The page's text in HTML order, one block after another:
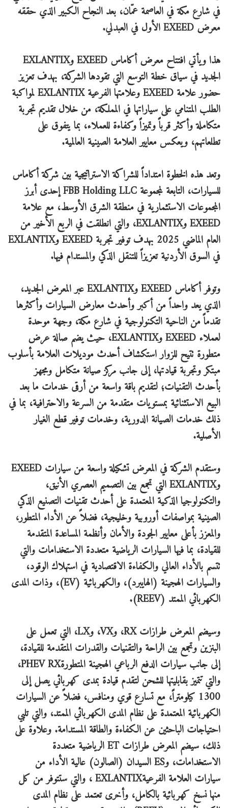
في شارع مكة في العاصمة عمّان، بعد النجاح الكبير الذي حققه
معرض EXEED الأول في العبدلي.
هذا ويأتي افتتاح معرض أكاماس EXEED وEXLANTIX
الجديد في سياق خطة التوسع التي تقودها الشركة، بهدف تعزيز
حضور علامة EXEED وعلامتها الفرعية EXLANTIX لمواكبة
الطلب المتنامي على سياراتها في المملكة، من خلال تقديم تجربة
متكاملة وأكثر قرباً وتميزاً وكفاءة للعملاء، بما يتفوق على
تطلعاتهم، ويعكس معايير العلامة الصينية العالمية.
وتعد هذه الخطوة امتداداً للشراكة الاستراتيجية بين شركة أكاماس
للسيارات، التابعة لمجموعة FBB Holding LLC إحدى أبرز
المجموعات الاستثمارية في منطقة الشرق الأوسط، مع علامة
EXEED وEXLANTIX، والتي انطلقت في الربع الأخير من
العام الماضي 2025 بهدف توفير تجربة EXEED وEXLANTIX
في السوق الأردنية تعزيزاً للتنقل الذكي والمستدام فيها.
وتوفر أكاماس EXEED وEXLANTIX عبر المعرض الجديد،
الذي يعد واحداً من أكبر وأحدث معارض السيارات وأكثرها
تقدماً من الناحية التكنولوجية في شارع مكة، وجهة موحدة
لعملاء EXEED وEXLANTIX، حيث يضم صالة عرض
متطورة تتيح للزوار استكشاف أحدث موديلات العلامة بأسلوب
مبتكر وتجربة قيادتها، إلى جانب مركز صيانة متكامل ومجهز
بأحدث التقنيات؛ لتقديم باقة واسعة من أرقى خدمات ما بعد
البيع الاستثنائية بمستويات متقدمة من السرعة والاحترافية، بما في
ذلك خدمات الصيانة الدورية، وخدمات توفير قطع الغيار
الأصلية.
وستقدم الشركة في المعرض تشكيلة واسعة من سيارات EXEED
وEXLANTIX التي تجمع بين التصميم العصري الأنيق،
والتكنولوجيا الذكية المعتمدة على أحدث تقنيات التصنيع الذكي
الصينية بمواصفات أوروبية وخليجية، فضلاً عن الأداء المتطور،
والمعزز بأعلى معايير الجودة والأمان وأنظمة المساعدة المتقدمة
للقيادة، بما فيها السيارات الرياضية متعددة الاستخدامات والتي
تتسم بالأداء العالي والكفاءة الاقتصادية في استهلاك الوقود،
والسيارات الهجينة (الهايبرد)، والكهربائية (EV)، وذات المدى
الكهربائي الممتد (REEV).
وسيضم المعرض طرازات RX، وVX، وLX، التي تعمل على
البنزين وتجمع بين الراحة والتقنيات والقدرات المتقدمة للقيادة،
إلى جانب سيارات الدفع الرباعي الهجينة المتطورةPHEV RX،
والتي تتميز بقابليتها للشحن لتقدم قيادة بمدى كهربائي يصل إلى
1300 كيلومتراً، مع تسارع قوي ومنافس، فضلاً عن السيارات
الكهربائية المعتمدة على نظام المدى الكهربائي الممتد، والتي تلبي
احتياجات الباحثين عن الكفاءة والطاقة المستدامة. وعلاوة على
ذلك، سيضم المعرض طرازات ET الرياضية متعددة
الاستخدامات، وES السيدان (الصالون) عالية الأداء من
سيارات العلامة الفرعيةEXLANTIX ، والتي ستتوفر من كل
منها نسخ كهربائية بالكامل، وأخرى تعتمد على نظام المدى